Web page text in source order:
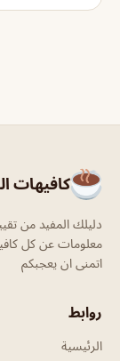
كافيهات
دليلك المفيد من
معلومات عن كل
اتمنى ان يعجبكم
روابط
الرئيسية